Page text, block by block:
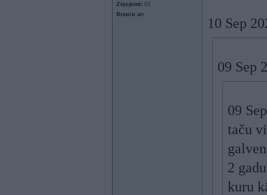
Ziņojumi: 63
Braucu ar:
10 Sep
09 Sep
09
taču
2
kuru